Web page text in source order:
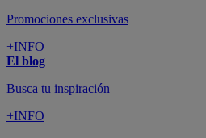
Promociones exclusivas
+INFO
El blog
Busca tu inspiración
+INFO